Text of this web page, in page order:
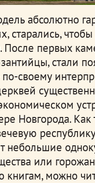
абсолютно
старались,
После первых
стали
по-своему
Новгорода. Как
небольшие
или
книгам, можно